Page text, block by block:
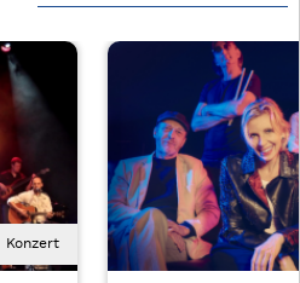
Konzert